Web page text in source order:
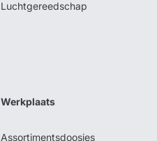
Luchtgereedschap
Werkplaats
Assortimentsdoosjes